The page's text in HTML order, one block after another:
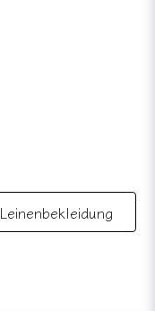
Leinenbekleidung